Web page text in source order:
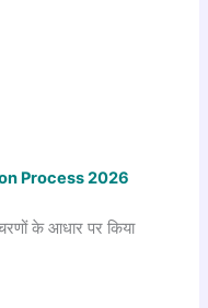
Process 2026
के आधार पर किया